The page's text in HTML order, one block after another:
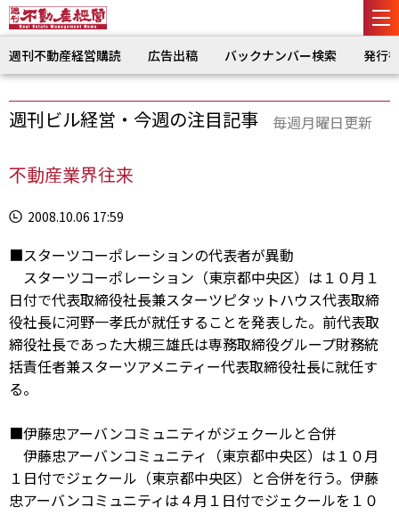
週刊不動産経営購読 広告出稿 バックナンバー検索 発行
週刊ビル経営・今週の注目記事 毎週月曜日更新
不動産業界往来
2008.10.06 17:59
■スターツコーポレーションの代表者が異動
スターツコーポレーション（東京都中央区）は１０月１
日付で代表取締役社長兼スターツピタットハウス代表取締
役社長に河野一孝氏が就任することを発表した。前代表取
締役社長であった大槻三雄氏は専務取締役グループ財務統
括責任者兼スターツアメニティー代表取締役社長に就任す
る。
■伊藤忠アーバンコミュニティがジェクールと合併
伊藤忠アーバンコミュニティ（東京都中央区）は１０月
１日付でジェクール（東京都中央区）と合併を行う。伊藤
忠アーバンコミュニティは４月１日付でジェクールを１０